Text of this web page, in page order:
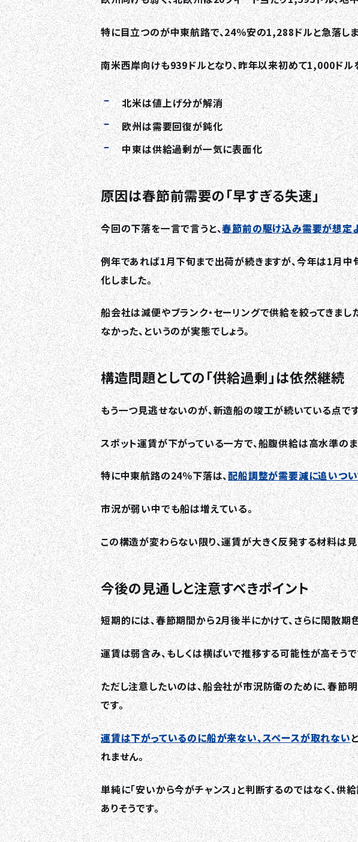
NEWS
特に目立つのが中東航路で、24％安の1,288ドルと急落しま
南米西岸向けも939ドルとなり、昨年以来初めて1,000ドル
北米は値上げ分が解消
欧州は需要回復が鈍化
中東は供給過剰が一気に表面化
原因は春節前需要の「早すぎる失速」
今回の下落を一言で言うと、春節前の駆け込み需要が想定
例年であれば1月下旬まで出荷が続きますが、今年は1月中
化しました。
船会社は減便やブランク・セーリングで供給を絞ってきま
なかった、というのが実態でしょう。
構造問題としての「供給過剰」は依然継続
もう一つ見逃せないのが、新造船の竣工が続いている点です
スポット運賃が下がっている一方で、船腹供給は高水準のま
特に中東航路の24％下落は、配船調整が需要減に追いつ
市況が弱い中でも船は増えている。
この構造が変わらない限り、運賃が大きく反発する材料は見
今後の見通しと注意すべきポイント
短期的には、春節期間から2月後半にかけて、さらに閑散期
運賃は弱含み、もしくは横ばいで推移する可能性が高そうで
ただし注意したいのは、船会社が市況防衛のために、春節
です。
運賃は下がっているのに船が来ない、スペースが取れない
れません。
単純に「安いから今がチャンス」と判断するのではなく、
ありそうです。